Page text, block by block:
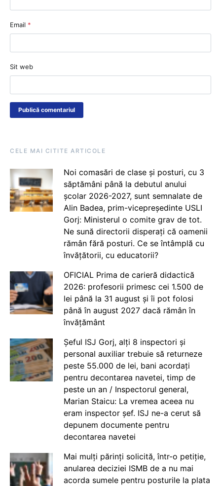
Email *
Sit web
CELE MAI CITITE ARTICOLE
Noi comasări de clase și posturi, cu 3
săptămâni până la debutul anului
școlar 2026-2027, sunt semnalate de
Alin Badea, prim-vicepreședinte USLI
Gorj: Ministerul o comite grav de tot.
Ne sună directorii disperați că oamenii
rămân fără posturi. Ce se întâmplă cu
învățătorii, cu educatorii?
OFICIAL Prima de carieră didactică
2026: profesorii primesc cei 1.500 de
lei până la 31 august și îi pot folosi
până în august 2027 dacă rămân în
învățământ
Șeful ISJ Gorj, alți 8 inspectori și
personal auxiliar trebuie să returneze
peste 55.000 de lei, bani acordați
pentru decontarea navetei, timp de
peste un an / Inspectorul general,
Marian Staicu: La vremea aceea nu
eram inspector șef. ISJ ne-a cerut să
depunem documente pentru
decontarea navetei
Mai mulți părinți solicită, într-o petiție,
anularea deciziei ISMB de a nu mai
acorda sumele pentru posturile la plata